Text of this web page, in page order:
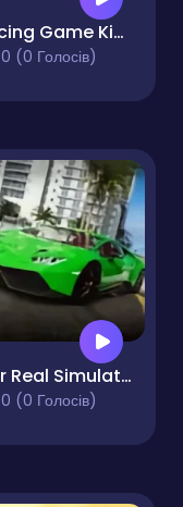
Racing Game King HP
0 (0 Голосів)
Car Real Simulator
0 (0 Голосів)